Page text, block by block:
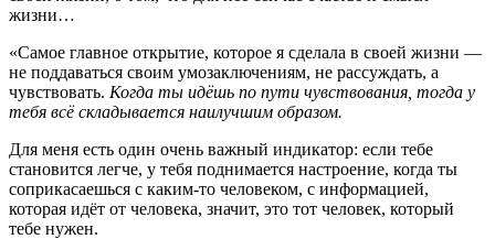
жизни…
«Самое главное открытие, которое я сделала в своей жизни —
не поддаваться своим умозаключениям, не рассуждать, а
чувствовать. Когда ты идёшь по пути чувствования, тогда у
тебя всё складывается наилучшим образом.
Для меня есть один очень важный индикатор: если тебе
становится легче, у тебя поднимается настроение, когда ты
соприкасаешься с каким-то человеком, с информацией,
которая идёт от человека, значит, это тот человек, который
тебе нужен.